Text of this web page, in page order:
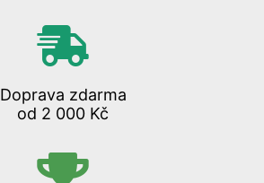
Doprava zdarma
od 2 000 Kč